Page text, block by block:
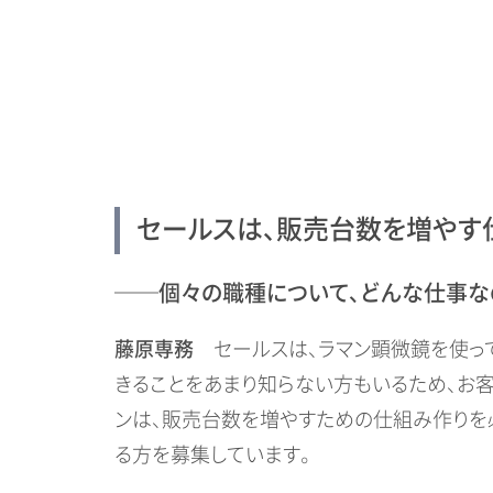
セールスは、販売台数を増や
──個々の職種について、どんな仕事な
藤原専務 セールスは、ラマン顕微鏡を使
きることをあまり知らない方もいるため、
ンは、販売台数を増やすための仕組み作り
る方を募集しています。